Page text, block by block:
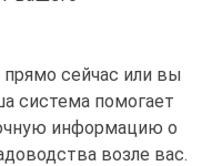
сейчас или вы
система помогает
информацию о
возле вас.